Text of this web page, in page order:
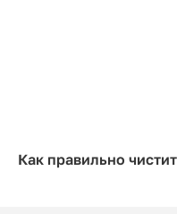
Как правильно